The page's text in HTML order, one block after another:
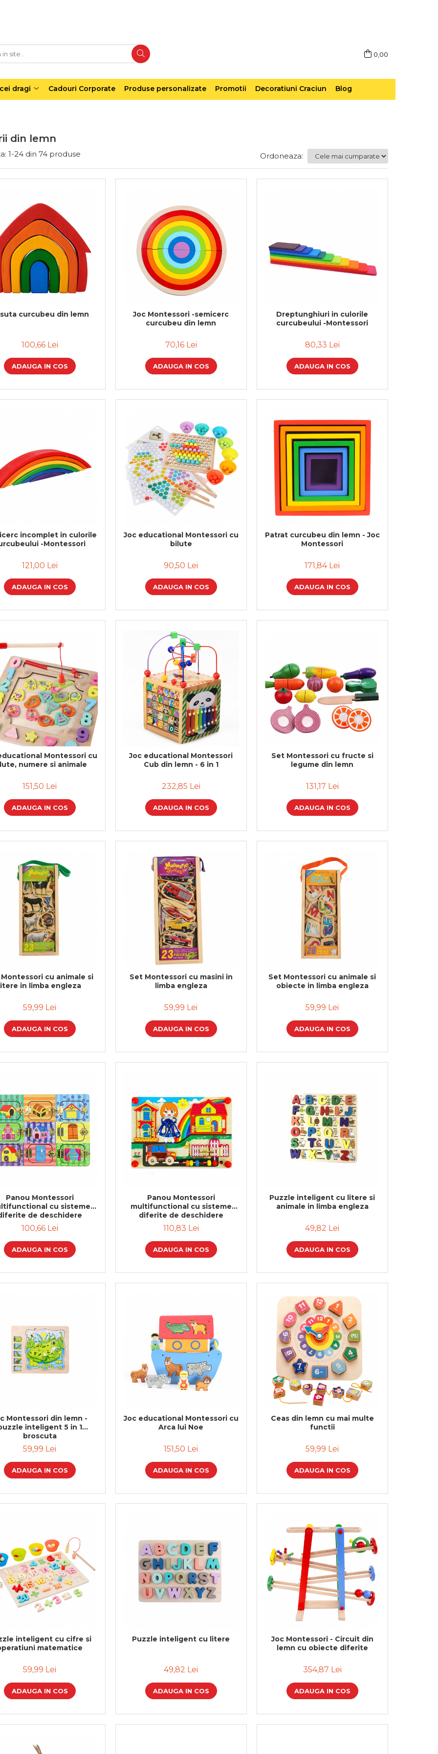
0,00
dragi Cadouri Corporate Produse personalizate Promotii Decoratiuni Craciun Blog
din lemn
1-24din 74 produse Ordoneaza:
curcubeu din lemn
100,66 Lei
ADAUGA IN COS
Joc Montessori -semicerc
curcubeu din lemn
70,16 Lei
ADAUGA IN COS
Dreptunghiuri in culorile
curcubeului -Montessori
80,33 Lei
ADAUGA IN COS
incomplet in culorile
-Montessori
121,00 Lei
ADAUGA IN COS
Joc educational Montessori cu
bilute
90,50 Lei
ADAUGA IN COS
Patrat curcubeu din lemn - Joc
Montessori
171,84 Lei
ADAUGA IN COS
Montessori cu
numere si animale
151,50 Lei
ADAUGA IN COS
Joc educational Montessori
Cub din lemn - 6 in 1
232,85 Lei
ADAUGA IN COS
Set Montessori cu fructe si
legume din lemn
131,17 Lei
ADAUGA IN COS
cu animale si
in limba engleza
59,99 Lei
ADAUGA IN COS
Set Montessori cu masini in
limba engleza
59,99 Lei
ADAUGA IN COS
Set Montessori cu animale si
obiecte in limba engleza
59,99 Lei
ADAUGA IN COS
Panou Montessori
cu sisteme
de deschidere
100,66 Lei
ADAUGA IN COS
Panou Montessori
multifunctional cu sisteme
diferite de deschidere
110,83 Lei
ADAUGA IN COS
Puzzle inteligent cu litere si
animale in limba engleza
49,82 Lei
ADAUGA IN COS
Montessori din lemn -
inteligent 5 in 1
broscuta
59,99 Lei
ADAUGA IN COS
Joc educational Montessori cu
Arca lui Noe
151,50 Lei
ADAUGA IN COS
Ceas din lemn cu mai multe
functii
59,99 Lei
ADAUGA IN COS
inteligent cu cifre si
matematice
59,99 Lei
ADAUGA IN COS
Puzzle inteligent cu litere
49,82 Lei
ADAUGA IN COS
Joc Montessori - Circuit din
lemn cu obiecte diferite
354,87 Lei
ADAUGA IN COS